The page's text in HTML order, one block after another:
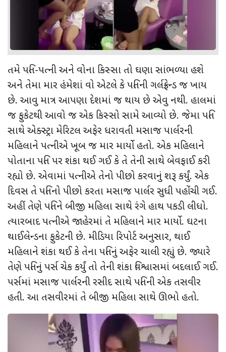
તમે પતિ-પત્ની અને વોના કિસ્સા તો ઘણા સાંભળ્યા હશે
અને તેમા માર હંમેશાં વો એટલે કે પતિની ગર્લફ્રેન્ડ જ ખાય
છે. આવુ માત્ર આપણા દેશમાં જ થાય છે એવુ નથી. હાલમાં
જ ફુકેટથી આવો જ એક કિસ્સો સામે આવ્યો છે. જેમા પતિ
સાથે એક્સ્ટ્રા મેરિટલ અફેર ધરાવતી મસાજ પાર્લરની
મહિલાને પત્નીએ ખૂબ જ માર માર્યો હતો. એક મહિલાને
પોતાના પતિ પર શંકા થઈ ગઈ કે તે તેની સાથે બેવફાઈ કરી
રહ્યો છે. એવામાં પત્નીએ તેનો પીછો કરવાનું શરૂ કર્યું. એક
દિવસ તે પતિનો પીછો કરતા મસાજ પાર્લર સુધી પહોંચી ગઈ.
અહીં તેણે પતિને બીજી મહિલા સાથે રંગે હાથ પકડી લીધો.
ત્યારબાદ પત્નીએ જાહેરમાં તે મહિલાને માર માર્યો. ઘટના
થાઈલેન્ડના ફુકેટની છે. મીડિયા રિપોર્ટ અનુસાર, થાઈ
મહિલાને શંકા થઈ કે તેના પતિનું અફેર ચાલી રહ્યું છે. જ્યારે
તેણે પતિનું પર્સ ચેક કર્યું તો તેની શંકા વિશ્વાસમાં બદલાઈ ગઈ.
પર્સમાં મસાજ પાર્લરની રસીદ સાથે પતિની એક તસવીર
હતી. આ તસવીરમાં તે બીજી મહિલા સાથે ઊભો હતો.